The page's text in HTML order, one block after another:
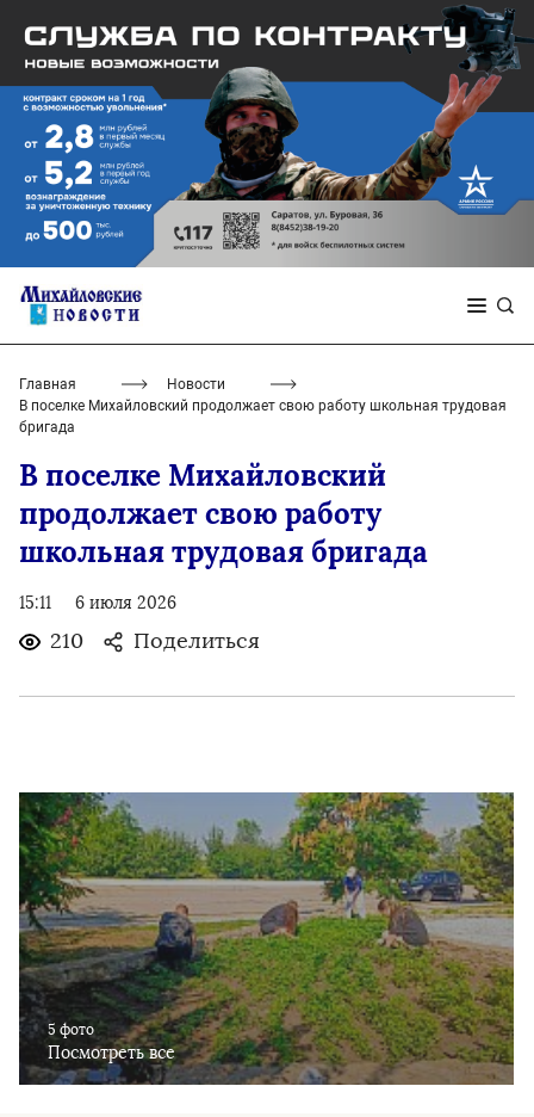
Главная
Новости
В поселке Михайловский продолжает свою работу школьная трудовая
бригада
В поселке Михайловский
продолжает свою работу
школьная трудовая бригада
15:11 6 июля 2026
210 Поделиться
5 фото
Посмотреть все